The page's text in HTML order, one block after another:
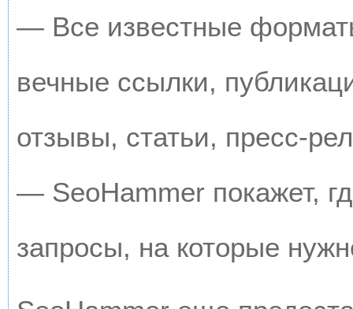
— Все известные
вечные ссылки,
отзывы, статьи, пресс-
— SeoHammer покажет,
запросы, на которые